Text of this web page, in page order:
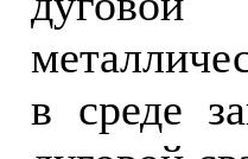
в среде